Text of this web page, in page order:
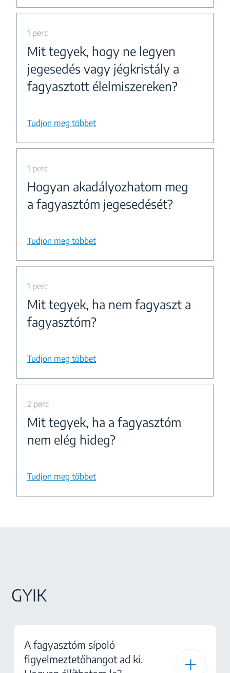
1 perc
Mit tegyek, hogy ne legyen
jegesedés vagy jégkristály a
fagyasztott élelmiszereken?
Tudjon meg többet
1 perc
Hogyan akadályozhatom meg
a fagyasztóm jegesedését?
Tudjon meg többet
1 perc
Mit tegyek, ha nem fagyaszt a
fagyasztóm?
Tudjon meg többet
2 perc
Mit tegyek, ha a fagyasztóm
nem elég hideg?
Tudjon meg többet
GYIK
A fagyasztóm sípoló
figyelmeztetőhangot ad ki.